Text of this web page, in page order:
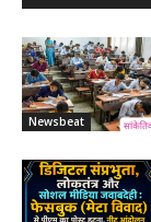
Newsbeat